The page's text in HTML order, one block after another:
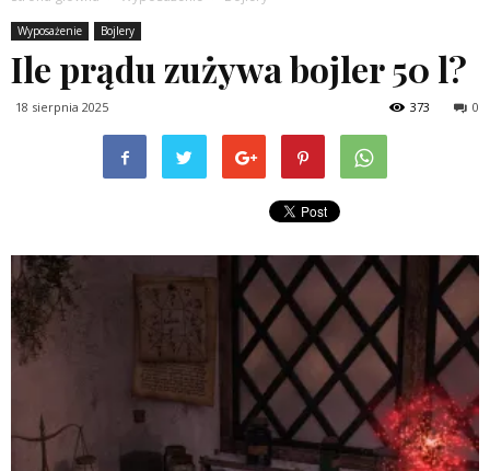
Wyposażenie Bojlery
Ile prądu zużywa bojler 50 l?
18 sierpnia 2025 0
373